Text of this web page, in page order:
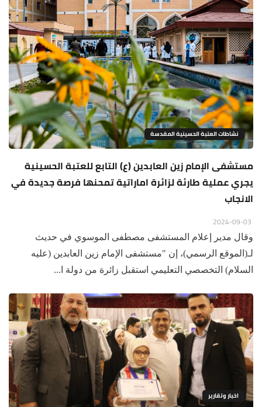
نشاطات العتبة الحسينية المقدسة
مستشفى الإمام زين العابدين (ع) التابع للعتبة الحسينية
يجري عملية طارئة لزائرة اماراتية تمحنها فرصة جديدة في
الانجاب
وقال مدير إعلام المستشفى مصطفى الموسوي في حديث
لـ(الموقع الرسمي)، إن "مستشفى الإمام زين العابدين (عليه
السلام) التخصصي التعليمي استقبل زائرة من دولة ا...
اخبار وتقارير